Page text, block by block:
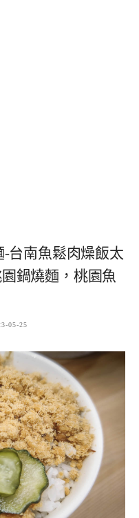
台南魚鬆肉燥飯太
鍋燒麵，桃園魚
05-25